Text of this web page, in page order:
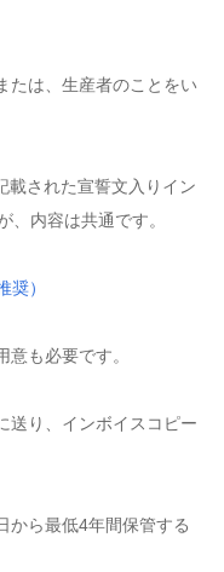
たは、生産者のことをい
載された宣誓文入りイン
、内容は共通です。
）
も必要です。
送り、インボイスコピー
から最低4年間保管する